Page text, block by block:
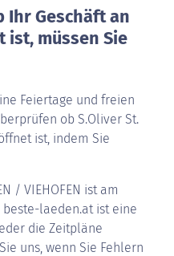
Ihr Geschäft an
ist, müssen Sie
Feiertage und freien
ob S.Oliver St.
ist, indem Sie
/ VIEHOFEN ist am
beste-laeden.at ist eine
die Zeitpläne
uns, wenn Sie Fehlern